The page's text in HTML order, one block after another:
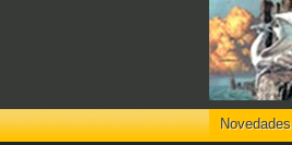
Novedades